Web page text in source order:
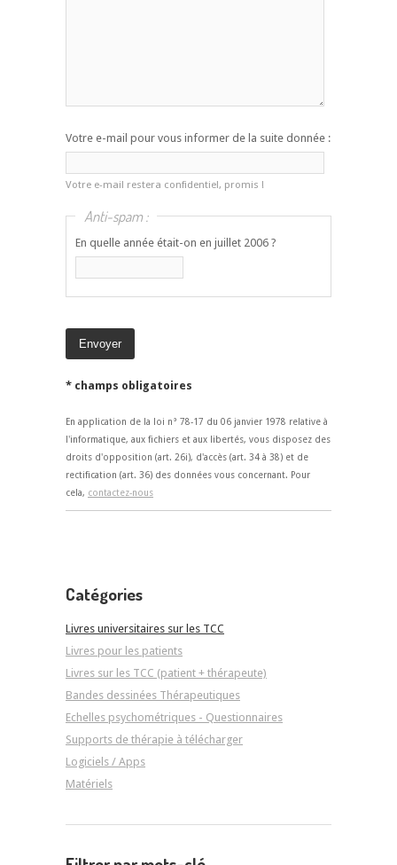
Votre e-mail pour vous informer de la suite donnée :
Votre e-mail restera confidentiel, promis !
Anti-spam :
En quelle année était-on en juillet 2006 ?
* champs obligatoires
En application de la loi n° 78-17 du 06 janvier 1978 relative à
l'informatique, aux fichiers et aux libertés, vous disposez des
droits d'opposition (art. 26i), d'accès (art. 34 à 38) et de
rectification (art. 36) des données vous concernant. Pour
cela, contactez-nous
Catégories
Livres universitaires sur les TCC
Livres pour les patients
Livres sur les TCC (patient + thérapeute)
Bandes dessinées Thérapeutiques
Echelles psychométriques - Questionnaires
Supports de thérapie à télécharger
Logiciels / Apps
Matériels